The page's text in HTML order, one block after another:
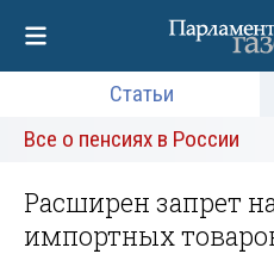
Статьи
Все о пенсиях в России
Расширен запрет
импортных